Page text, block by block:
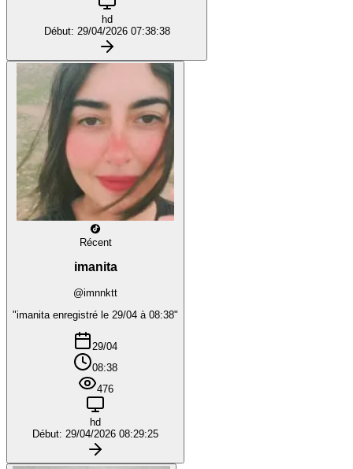
hd
Début: 29/04/2026 07:38:38
Récent
imanita
@imnnktt
"imanita enregistré le 29/04 à 08:38"
29/04
08:38
476
hd
Début: 29/04/2026 08:29:25